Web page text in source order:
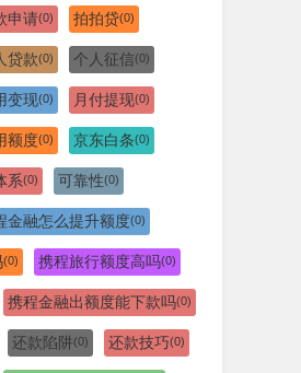
申请(0) 拍拍贷(0)
贷款(0) 个人征信(0)
变现(0) 月付提现(0)
额度(0) 京东白条(0)
系(0) 可靠性(0)
金融怎么提升额度(0)
(0) 携程旅行额度高吗(0)
携程金融出额度能下款吗(0)
还款陷阱(0) 还款技巧(0)